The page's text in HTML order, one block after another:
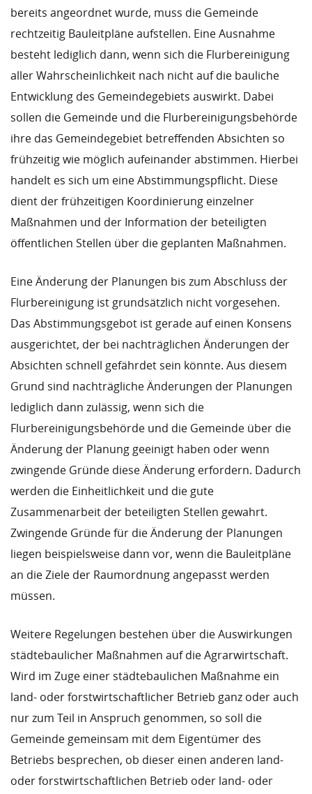
bereits angeordnet wurde, muss die Gemeinde
rechtzeitig Bauleitpläne aufstellen. Eine Ausnahme
besteht lediglich dann, wenn sich die Flurbereinigung
aller Wahrscheinlichkeit nach nicht auf die bauliche
Entwicklung des Gemeindegebiets auswirkt. Dabei
sollen die Gemeinde und die Flurbereinigungsbehörde
ihre das Gemeindegebiet betreffenden Absichten so
frühzeitig wie möglich aufeinander abstimmen. Hierbei
handelt es sich um eine Abstimmungspflicht. Diese
dient der frühzeitigen Koordinierung einzelner
Maßnahmen und der Information der beteiligten
öffentlichen Stellen über die geplanten Maßnahmen.
Eine Änderung der Planungen bis zum Abschluss der
Flurbereinigung ist grundsätzlich nicht vorgesehen.
Das Abstimmungsgebot ist gerade auf einen Konsens
ausgerichtet, der bei nachträglichen Änderungen der
Absichten schnell gefährdet sein könnte. Aus diesem
Grund sind nachträgliche Änderungen der Planungen
lediglich dann zulässig, wenn sich die
Flurbereinigungsbehörde und die Gemeinde über die
Änderung der Planung geeinigt haben oder wenn
zwingende Gründe diese Änderung erfordern. Dadurch
werden die Einheitlichkeit und die gute
Zusammenarbeit der beteiligten Stellen gewahrt.
Zwingende Gründe für die Änderung der Planungen
liegen beispielsweise dann vor, wenn die Bauleitpläne
an die Ziele der Raumordnung angepasst werden
müssen.
Weitere Regelungen bestehen über die Auswirkungen
städtebaulicher Maßnahmen auf die Agrarwirtschaft.
Wird im Zuge einer städtebaulichen Maßnahme ein
land- oder forstwirtschaftlicher Betrieb ganz oder auch
nur zum Teil in Anspruch genommen, so soll die
Gemeinde gemeinsam mit dem Eigentümer des
Betriebs besprechen, ob dieser einen anderen land-
oder forstwirtschaftlichen Betrieb oder land- oder